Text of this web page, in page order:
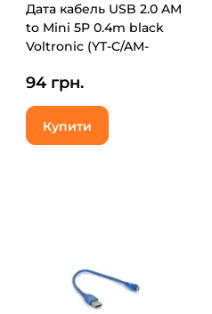
Дата кабель USB 2.0 AM
to Mini 5P 0.4m black
Voltronic (YT-C/AM-
94 грн.
Купити